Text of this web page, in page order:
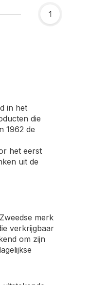
1
in het
die
1962 de
het eerst
uit de
merk
verkrijgbaar
om zijn